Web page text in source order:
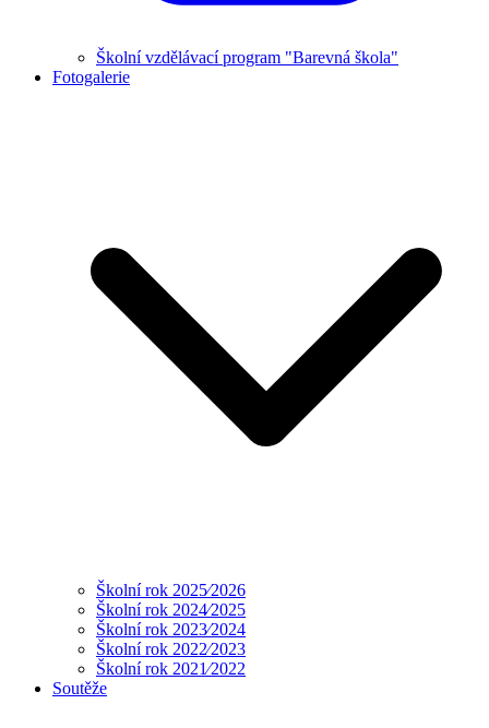
Školní vzdělávací program "Barevná škola"
Fotogalerie
Školní rok 2025⁄2026
Školní rok 2024⁄2025
Školní rok 2023⁄2024
Školní rok 2022⁄2023
Školní rok 2021⁄2022
Soutěže